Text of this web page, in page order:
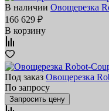
В наличии Овощерезка
166 629 ₽
В корзину
Под заказ Овощерезка
По запросу
Запросить цену